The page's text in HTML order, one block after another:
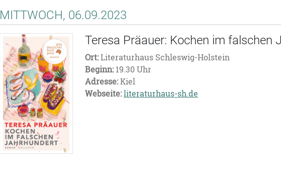
MITTWOCH, 06.09.2023
Teresa Präauer: Kochen im falschen
Ort:Literaturhaus Schleswig-Holstein
Beginn:19.30 Uhr
Adresse:Kiel
Webseite:literaturhaus-sh.de